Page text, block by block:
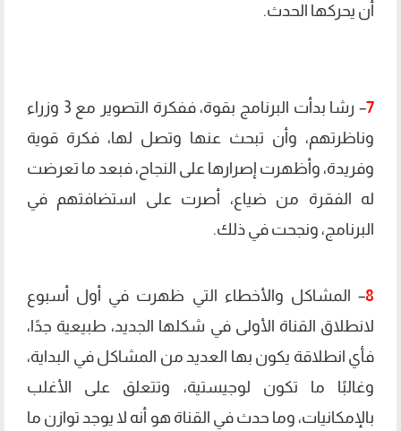
أن يحركها الحدث.
7
– رشا بدأت البرنامج بقوة، ففكرة التصوير مع 3 وزراء
وناظرتهم، وأن تبحث عنها وتصل لها، فكرة قوية
وفريدة، وأظهرت إصرارها على النجاح، فبعد ما تعرضت
له الفقرة من ضياع، أصرت على استضافتهم في
البرنامج، ونجحت في ذلك.
8– المشاكل والأخطاء التي ظهرت في أول أسبوع
لانطلاق القناة الأولى في شكلها الجديد، طبيعية جدًا،
فأي انطلاقة يكون بها العديد من المشاكل في البداية،
وغالبًا ما تكون لوجيستية، وتتعلق على الأغلب
بالإمكانيات، وما حدث في القناة هو أنه لا يوجد توازن ما